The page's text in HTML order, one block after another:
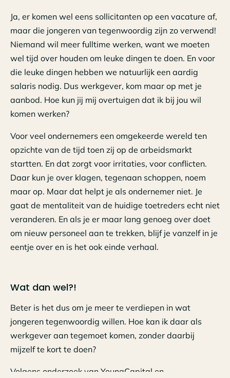
Ja, er komen wel eens sollicitanten op een vacature af,
maar die jongeren van tegenwoordig zijn zo verwend!
Niemand wil meer fulltime werken, want we moeten
wel tijd over houden om leuke dingen te doen. En voor
die leuke dingen hebben we natuurlijk een aardig
salaris nodig. Dus werkgever, kom maar op met je
aanbod. Hoe kun jij mij overtuigen dat ik bij jou wil
komen werken?
Voor veel ondernemers een omgekeerde wereld ten
opzichte van de tijd toen zij op de arbeidsmarkt
startten. En dat zorgt voor irritaties, voor conflicten.
Daar kun je over klagen, tegenaan schoppen, noem
maar op. Maar dat helpt je als ondernemer niet. Je
gaat de mentaliteit van de huidige toetreders echt niet
veranderen. En als je er maar lang genoeg over doet
om nieuw personeel aan te trekken, blijf je vanzelf in je
eentje over en is het ook einde verhaal.
Wat dan wel?!
Beter is het dus om je meer te verdiepen in wat
jongeren tegenwoordig willen. Hoe kan ik daar als
werkgever aan tegemoet komen, zonder daarbij
mijzelf te kort te doen?
Volgens onderzoek van YoungCapital en